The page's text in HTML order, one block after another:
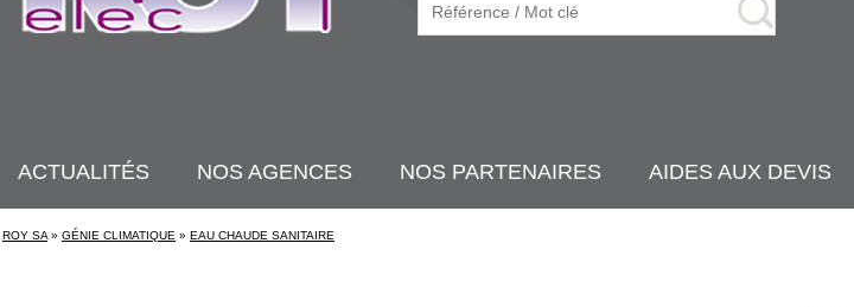
ACTUALITÉS NOS AGENCES NOS PARTENAIRES AIDES AUX DEVIS
ROY SA » GÉNIE CLIMATIQUE » EAU CHAUDE SANITAIRE